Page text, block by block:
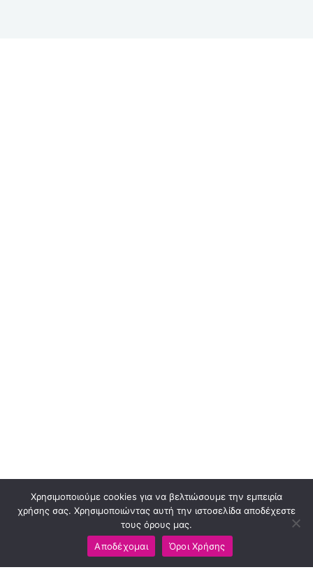
Χρησιμοποιούμε cookies για να βελτιώσουμε την εμπειρία
χρήσης σας. Χρησιμοποιώντας αυτή την ιστοσελίδα αποδέχεστε
τους όρους μας.
Αποδέχομαι
Όροι Χρήσης